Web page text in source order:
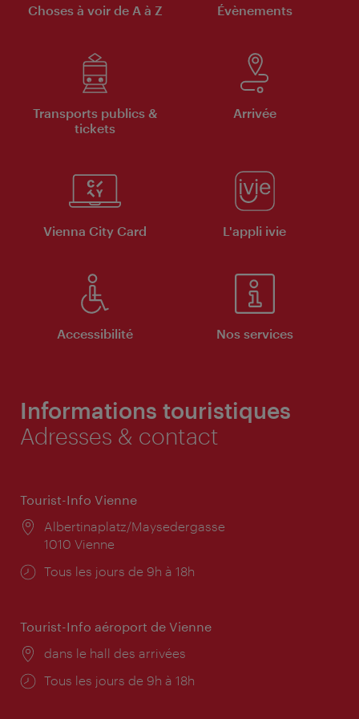
Choses à voir de A à Z Évènements
Transports publics &
tickets
Arrivée
Vienna City Card L'appli ivie
Accessibilité Nos services
Informations touristiques
Adresses & contact
Tourist-Info Vienne
Lieu:
Albertinaplatz/Maysedergasse
1010 Vienne
Horaires
Tous les jours de 9h à 18h
Tourist-Info aéroport de Vienne
Lieu:
dans le hall des arrivées
Horaires
Tous les jours de 9h à 18h